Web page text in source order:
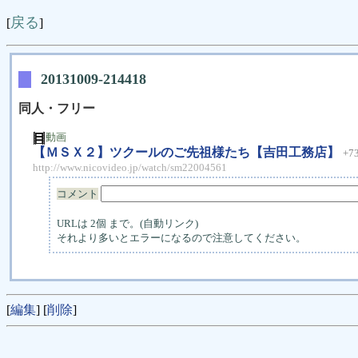
[戻る]
20131009-214418
同人・フリー
動画
【ＭＳＸ２】ツクールのご先祖様たち【吉田工務店】
http://www.nicovideo.jp/watch/sm22004561
コメント
URLは 2個 まで。(自動リンク)
それより多いとエラーになるので注意してください。
[編集] [削除]